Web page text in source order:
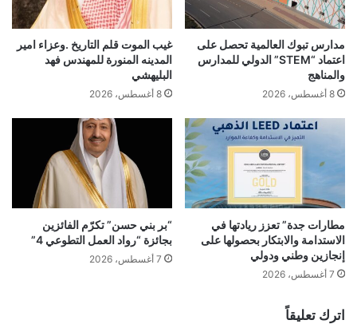
مدارس تبوك العالمية تحصل على
اعتماد “STEM” الدولي للمدارس
والمناهج
8 أغسطس، 2026
غيب الموت قلم التاريخ .وعزاء امير
المدينه المنورة للمهندس فهد
البليهشي
8 أغسطس، 2026
مطارات جدة” تعزز ريادتها في
الاستدامة والابتكار بحصولها على
إنجازين وطني ودولي
7 أغسطس، 2026
“بر بني حسن” تكرّم الفائزين
بجائزة “رواد العمل التطوعي 4”
7 أغسطس، 2026
اترك تعليقاً